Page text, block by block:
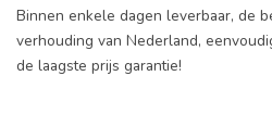
Binnen enkele dagen leverbaar, de
verhouding van Nederland,
de laagste prijs garantie!